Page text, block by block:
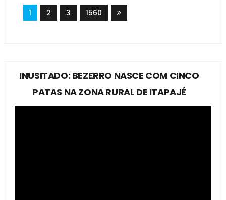
1 2 3 1560
INUSITADO: BEZERRO NASCE COM CINCO
PATAS NA ZONA RURAL DE ITAPAJÉ